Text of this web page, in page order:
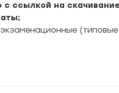
ссылкой на